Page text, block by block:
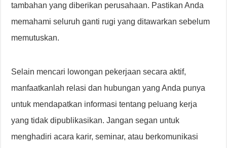
tambahan yang diberikan perusahaan. Pastikan Anda
memahami seluruh ganti rugi yang ditawarkan sebelum
memutuskan.
Selain mencari lowongan pekerjaan secara aktif,
manfaatkanlah relasi dan hubungan yang Anda punya
untuk mendapatkan informasi tentang peluang kerja
yang tidak dipublikasikan. Jangan segan untuk
menghadiri acara karir, seminar, atau berkomunikasi